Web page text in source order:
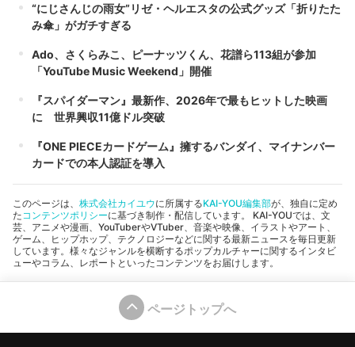
“にじさんじの雨女”リゼ・ヘルエスタの公式グッズ「折りたた
み傘」がガチすぎる
Ado、さくらみこ、ピーナッツくん、花譜ら113組が参加
「YouTube Music Weekend」開催
『スパイダーマン』最新作、2026年で最もヒットした映画
に 世界興収11億ドル突破
『ONE PIECEカードゲーム』擁するバンダイ、マイナンバー
カードでの本人認証を導入
このページは、 株式会社カイユウに所属するKAI-YOU編集部が、独自に定め
た コンテンツポリシーに基づき制作・配信しています。 KAI-YOUでは、文
芸、アニメや漫画、YouTuberやVTuber、音楽や映像、イラストやアート、
ゲーム、ヒップホップ、テクノロジーなどに関する最新ニュースを毎日更新
しています。様々なジャンルを横断するポップカルチャーに関するインタビ
ューやコラム、レポートといったコンテンツをお届けします。
ページトップへ